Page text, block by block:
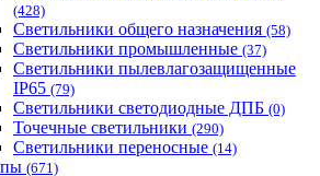
(428)
Светильники общего назначения (58)
Светильники промышленные (37)
Светильники пылевлагозащищенные
IP65 (79)
Светильники светодиодные ДПБ (0)
Точечные светильники (290)
Светильники переносные (14)
(671)